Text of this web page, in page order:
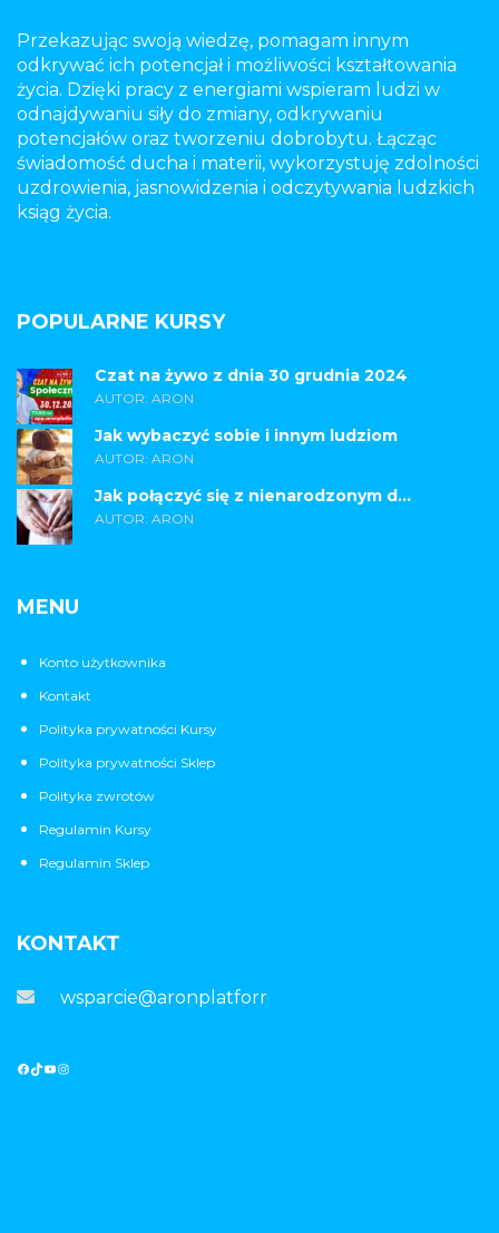
Przekazując swoją wiedzę, pomagam innym
odkrywać ich potencjał i możliwości kształtowania
życia. Dzięki pracy z energiami wspieram ludzi w
odnajdywaniu siły do zmiany, odkrywaniu
potencjałów oraz tworzeniu dobrobytu. Łącząc
świadomość ducha i materii, wykorzystuję zdolności
uzdrowienia, jasnowidzenia i odczytywania ludzkich
ksiąg życia.
POPULARNE KURSY
Czat na żywo z dnia 30 grudnia 2024
AUTOR: ARON
Jak wybaczyć sobie i innym ludziom
AUTOR: ARON
Jak połączyć się z nienarodzonym d...
AUTOR: ARON
MENU
Konto użytkownika
Kontakt
Polityka prywatności Kursy
Polityka prywatności Sklep
Polityka zwrotów
Regulamin Kursy
Regulamin Sklep
KONTAKT
wsparcie@aronplatforma.pl